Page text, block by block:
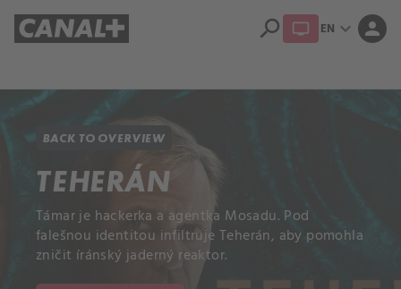
search EN expand_more person
BACK TO OVERVIEW
TEHERÁN
Támar je hackerka a agentka Mosadu. Pod
falešnou identitou infiltruje Teherán, aby pomohla
zničit íránský jaderný reaktor.